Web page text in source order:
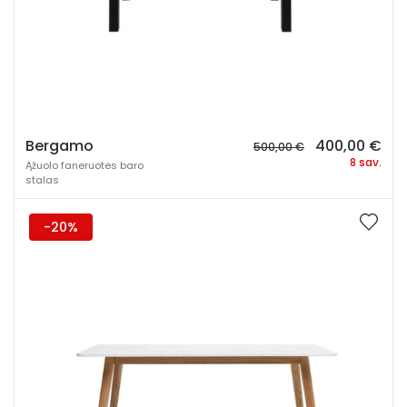
Bergamo
Ąžuolo faneruotės baro
stalas
500,00€
Original
price
400,00 €
8 sav.
-20%